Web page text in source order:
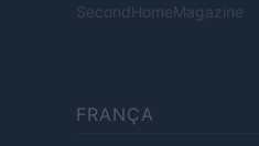
SecondHomeMagazine
FRANÇA